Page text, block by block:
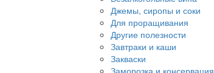
Джемы, сиропы и соки
Для проращивания
Другие полезности
Завтраки и каши
Закваски
Заморозка и консервация